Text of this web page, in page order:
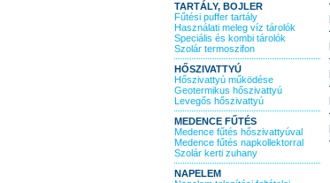
TARTÁLY, BOJLER
Fűtési puffer tartály
Használati meleg víz tárolók
Speciális és kombi tárolók
Szolár termoszifon
HŐSZIVATTYÚ
Hőszivattyú működése
Geotermikus hőszivattyú
Levegős hőszivattyú
MEDENCE FŰTÉS
Medence fűtés hőszivattyúval
Medence fűtés napkollektorral
Szolár kerti zuhany
NAPELEM